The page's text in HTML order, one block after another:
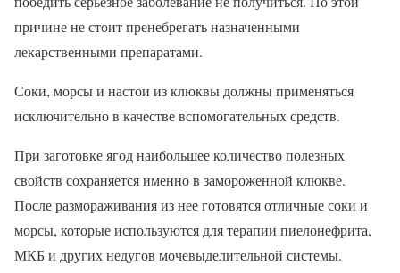
причине не стоит пренебрегать назначенными
лекарственными препаратами.
Соки, морсы и настои из клюквы должны применяться
исключительно в качестве вспомогательных средств.
При заготовке ягод наибольшее количество полезных
свойств сохраняется именно в замороженной клюкве.
После размораживания из нее готовятся отличные соки и
морсы, которые используются для терапии пиелонефрита,
МКБ и других недугов мочевыделительной системы.